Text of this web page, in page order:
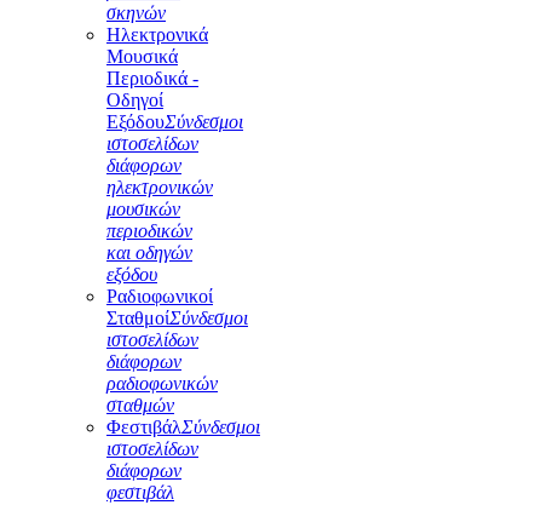
σκηνών
Ηλεκτρονικά
Μουσικά
Περιοδικά -
Οδηγοί
ΕξόδουΣύνδεσμοι
ιστοσελίδων
διάφορων
ηλεκτρονικών
μουσικών
περιοδικών
και οδηγών
εξόδου
Ραδιοφωνικοί
ΣταθμοίΣύνδεσμοι
ιστοσελίδων
διάφορων
ραδιοφωνικών
σταθμών
ΦεστιβάλΣύνδεσμοι
ιστοσελίδων
διάφορων
φεστιβάλ